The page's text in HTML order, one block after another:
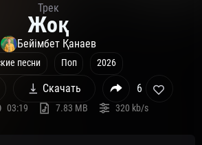
Трек
Жоқ
Бейімбет Қанаев
песни Поп 2026
Скачать 6
03:19 7.83 MB 320 kb/s